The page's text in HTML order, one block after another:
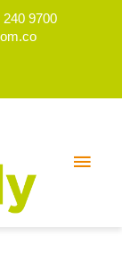
240 9700